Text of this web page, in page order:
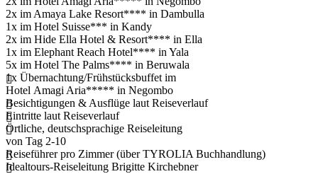
2x im Amaya Lake Resort**** in Dambulla
1x im Hotel Suisse*** in Kandy
2x im Hide Ella Hotel & Resort**** in Ella
1x im Elephant Reach Hotel**** in Yala
5x im Hotel The Palms**** in Beruwala
1x Übernachtung/Frühstücksbuffet im
Hotel Amagi Aria***** in Negombo
Besichtigungen & Ausflüge laut Reiseverlauf
Eintritte laut Reiseverlauf
Örtliche, deutschsprachige Reiseleitung
von Tag 2-10
Reiseführer pro Zimmer (über TYROLIA Buchhandlung)
Idealtours-Reiseleitung Brigitte Kirchebner